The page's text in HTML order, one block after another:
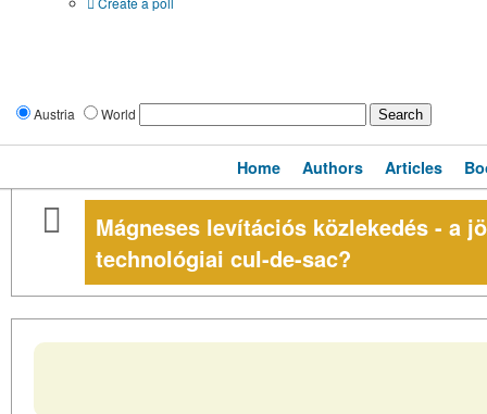
Austria World
Home Authors Articles
Mágneses levítációs közlekedés - a
technológiai cul-de-sac?